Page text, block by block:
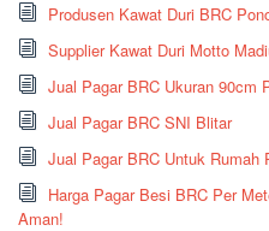
Produsen Kawat Duri BRC
Supplier Kawat Duri Motto
Jual Pagar BRC Ukuran 90cm
Jual Pagar BRC SNI Blitar
Jual Pagar BRC Untuk Rumah
Harga Pagar Besi BRC Per
Aman!